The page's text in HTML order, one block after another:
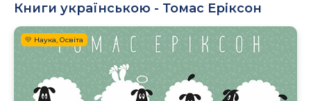
Книги українською - Томас Еріксон
💛 Наука, Освіта